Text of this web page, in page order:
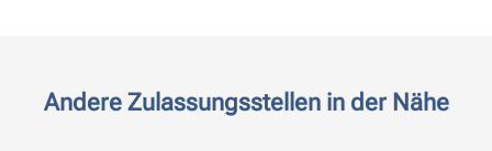
Andere Zulassungsstellen in der Nähe